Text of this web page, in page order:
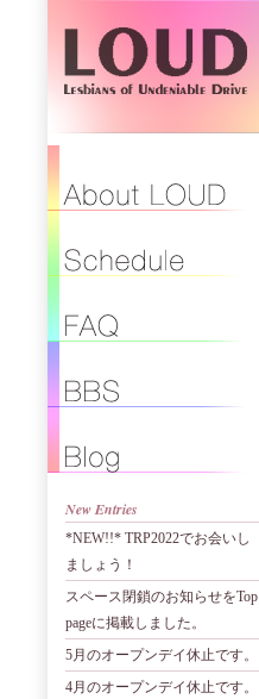
New Entries
*NEW!!* TRP2022でお会いし
ましょう！
スペース閉鎖のお知らせをTop
pageに掲載しました。
5月のオープンデイ休止です。
4月のオープンデイ休止です。